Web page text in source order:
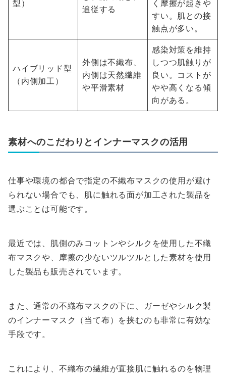
型）
追従する
く摩擦が起きや
すい。肌との接
触点が多い。
ハイブリッド型
（内側加工）
外側は不織布、
内側は天然繊維
や平滑素材
感染対策を維持
しつつ肌触りが
良い。コストが
やや高くなる傾
向がある。
素材へのこだわりとインナーマスクの活用
仕事や環境の都合で指定の不織布マスクの使用が避け
られない場合でも、肌に触れる面が加工された製品を
選ぶことは可能です。
最近では、肌側のみコットンやシルクを使用した不織
布マスクや、摩擦の少ないツルツルとした素材を使用
した製品も販売されています。
また、通常の不織布マスクの下に、ガーゼやシルク製
のインナーマスク（当て布）を挟むのも非常に有効な
手段です。
これにより、不織布の繊維が直接肌に触れるのを物理